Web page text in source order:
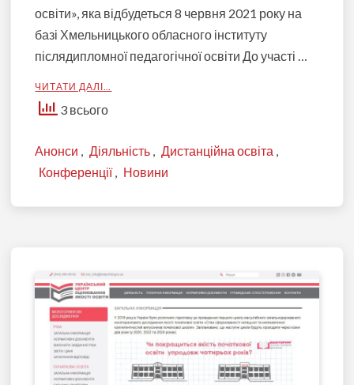
освіти», яка відбудеться 8 червня 2021 року на
базі Хмельницького обласного інституту
післядипломної педагогічної освіти До участі …
ЧИТАТИ ДАЛІ…
3 всього
Анонси , Діяльність , Дистанційна освіта ,
Конференції, Новини